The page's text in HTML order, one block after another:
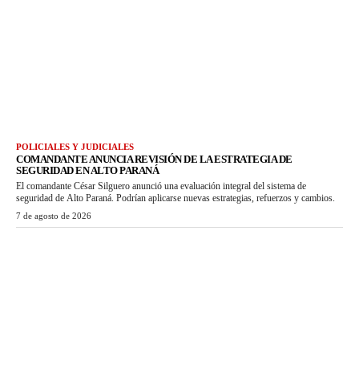
POLICIALES Y JUDICIALES
COMANDANTE ANUNCIA REVISIÓN DE LA ESTRATEGIA DE
SEGURIDAD EN ALTO PARANÁ
El comandante César Silguero anunció una evaluación integral del sistema de
seguridad de Alto Paraná. Podrían aplicarse nuevas estrategias, refuerzos y cambios.
7 de agosto de 2026